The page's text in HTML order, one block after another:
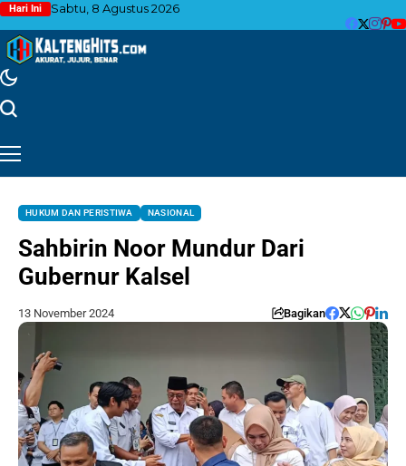
Hari Ini Sabtu, 8 Agustus 2026
HUKUM DAN PERISTIWA NASIONAL
Sahbirin Noor Mundur Dari
Gubernur Kalsel
13 November 2024 Bagikan